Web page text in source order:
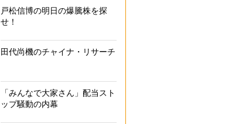
戸松信博の明日の爆騰株を探
せ！
田代尚機のチャイナ・リサーチ
「みんなで大家さん」配当スト
ップ騒動の内幕